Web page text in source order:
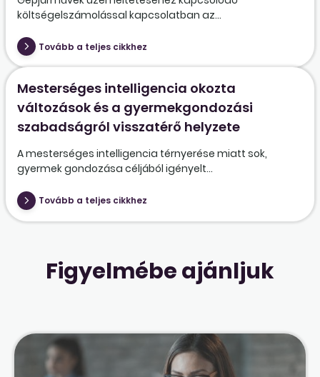
költségelszámolással kapcsolatban az...
Tovább a teljes cikkhez
Mesterséges intelligencia okozta
változások és a gyermekgondozási
szabadságról visszatérő helyzete
A mesterséges intelligencia térnyerése miatt sok,
gyermek gondozása céljából igényelt...
Tovább a teljes cikkhez
Figyelmébe ajánljuk